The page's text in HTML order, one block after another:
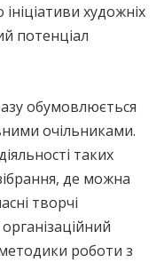
художніх
потенціал
обумовлюється
очільниками.
таких
де можна
творчі
методики роботи з